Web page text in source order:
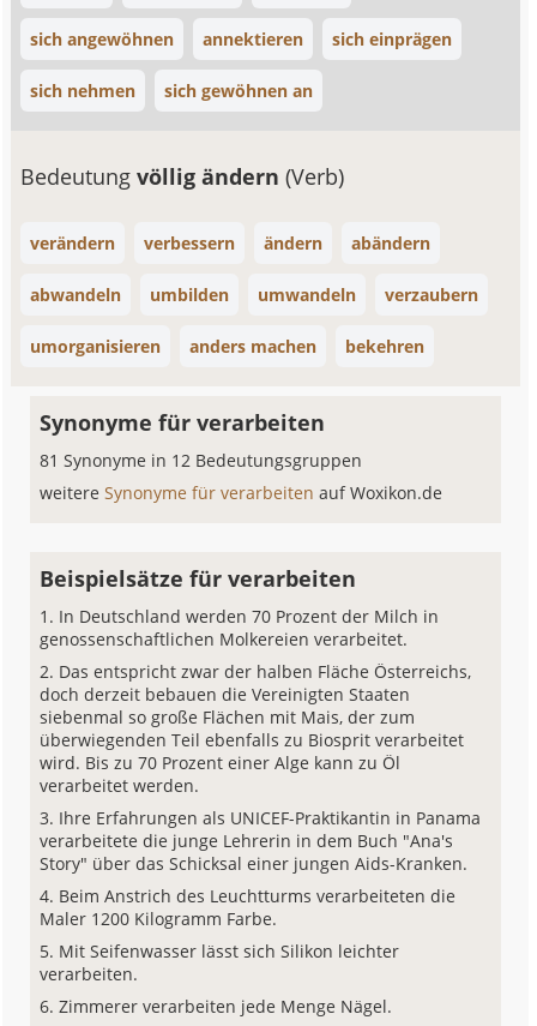
sich angewöhnen annektieren sich einprägen
sich nehmen sich gewöhnen an
Bedeutungvöllig ändern(Verb)
verändern verbessern ändern abändern
abwandeln umbilden umwandeln verzaubern
umorganisieren anders machen bekehren
Synonyme für verarbeiten
81 Synonyme in 12 Bedeutungsgruppen
weitereSynonyme für verarbeitenauf Woxikon.de
Beispielsätze für verarbeiten
In Deutschland werden 70 Prozent der Milch in
genossenschaftlichen Molkereien verarbeitet.
Das entspricht zwar der halben Fläche Österreichs,
doch derzeit bebauen die Vereinigten Staaten
siebenmal so große Flächen mit Mais, der zum
überwiegenden Teil ebenfalls zu Biosprit verarbeitet
wird. Bis zu 70 Prozent einer Alge kann zu Öl
verarbeitet werden.
Ihre Erfahrungen als UNICEF-Praktikantin in Panama
verarbeitete die junge Lehrerin in dem Buch "Ana's
Story" über das Schicksal einer jungen Aids-Kranken.
Beim Anstrich des Leuchtturms verarbeiteten die
Maler 1200 Kilogramm Farbe.
Mit Seifenwasser lässt sich Silikon leichter
verarbeiten.
Zimmerer verarbeiten jede Menge Nägel.